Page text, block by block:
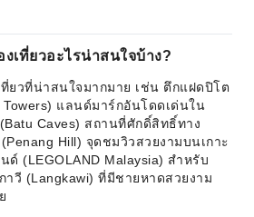
เที่ยวอะไรน่าสนใจบ้าง?
ยวที่น่าสนใจมากมาย เช่น ตึกแฝดปิโต
Towers) แลนด์มาร์กอันโดดเด่นใน
Caves) สถานที่ศักดิ์สิทธิ์ทาง
Hill) จุดชมวิวสวยงามบนเกาะ
(LEGOLAND Malaysia) สำหรับ
าวี (Langkawi) ที่มีชายหาดสวยงาม